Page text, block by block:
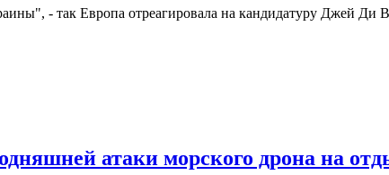
- так Европа отреагировала на кандидатуру Джей Ди
атаки морского дрона на